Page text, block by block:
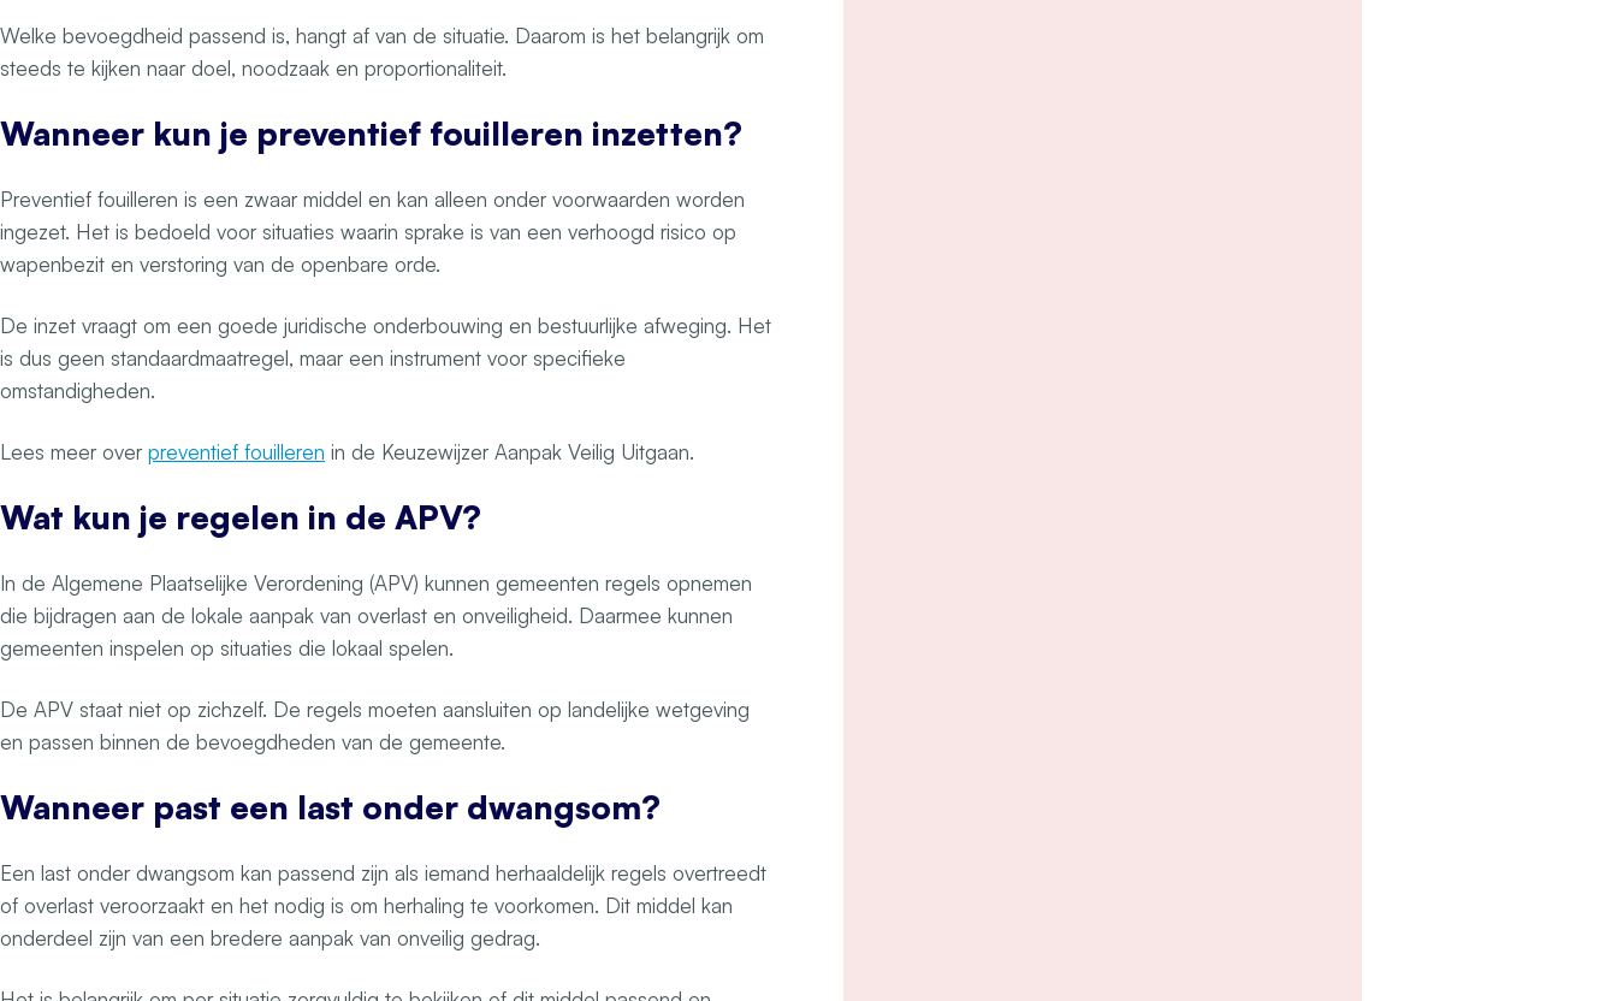
Welke bevoegdheid passend is, hangt af van de situatie. Daarom is het belangrijk om
steeds te kijken naar doel, noodzaak en proportionaliteit.
Wanneer kun je preventief fouilleren inzetten?
Preventief fouilleren is een zwaar middel en kan alleen onder voorwaarden worden
ingezet. Het is bedoeld voor situaties waarin sprake is van een verhoogd risico op
wapenbezit en verstoring van de openbare orde.
De inzet vraagt om een goede juridische onderbouwing en bestuurlijke afweging. Het
is dus geen standaardmaatregel, maar een instrument voor specifieke
omstandigheden.
Lees meer overpreventief fouilleren in de Keuzewijzer Aanpak Veilig Uitgaan.
Wat kun je regelen in de APV?
In de Algemene Plaatselijke Verordening (APV) kunnen gemeenten regels opnemen
die bijdragen aan de lokale aanpak van overlast en onveiligheid. Daarmee kunnen
gemeenten inspelen op situaties die lokaal spelen.
De APV staat niet op zichzelf. De regels moeten aansluiten op landelijke wetgeving
en passen binnen de bevoegdheden van de gemeente.
Wanneer past een last onder dwangsom?
Een last onder dwangsom kan passend zijn als iemand herhaaldelijk regels overtreedt
of overlast veroorzaakt en het nodig is om herhaling te voorkomen. Dit middel kan
onderdeel zijn van een bredere aanpak van onveilig gedrag.